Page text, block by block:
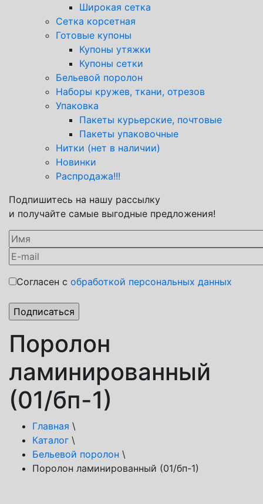
Широкая сетка
Сетка корсетная
Готовые купоны
Купоны утяжки
Купоны сетки
Бельевой поролон
Наборы кружев, ткани, отрезов
Упаковка
Пакеты курьерские, почтовые
Пакеты упаковочные
Нитки (нет в наличии)
Новинки
Распродажа!!!
Подпишитесь на нашу рассылку
и получайте самые выгодные предложения!
Согласен с обработкой персональных данных
Поролон
ламинированный
(01/бп-1)
Главная \
Каталог \
Бельевой поролон \
Поролон ламинированный (01/бп-1)